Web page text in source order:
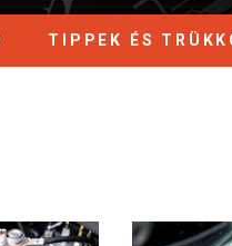
TIPPEK ÉS